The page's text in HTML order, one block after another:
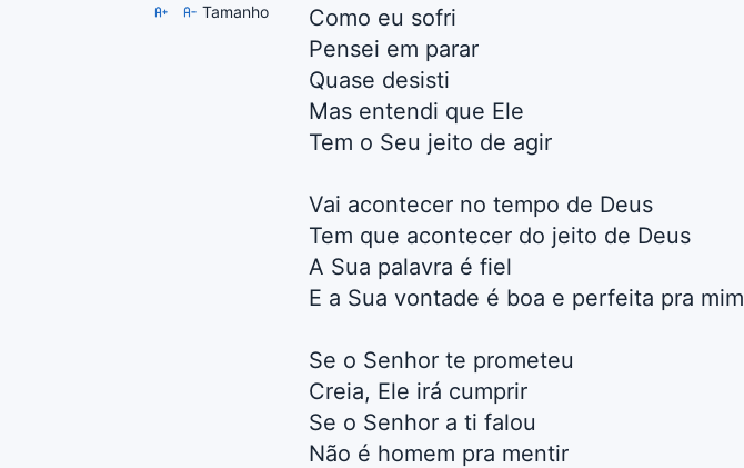
Tamanho
Como eu sofri
Pensei em parar
Quase desisti
Mas entendi que Ele
Tem o Seu jeito de agir
Vai acontecer no tempo de Deus
Tem que acontecer do jeito de Deus
A Sua palavra é fiel
E a Sua vontade é boa e perfeita pra mim
Se o Senhor te prometeu
Creia, Ele irá cumprir
Se o Senhor a ti falou
Não é homem pra mentir